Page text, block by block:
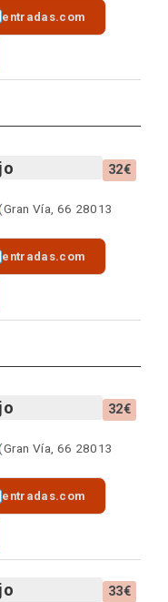
entradas.com
32€
Vía, 66 28013
entradas.com
32€
Vía, 66 28013
entradas.com
33€